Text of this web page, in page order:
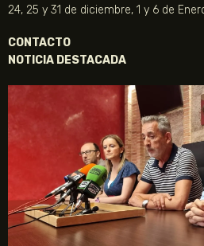
24, 25 y 31 de diciembre, 1 y 6 de
CONTACTO
NOTICIA DESTACADA